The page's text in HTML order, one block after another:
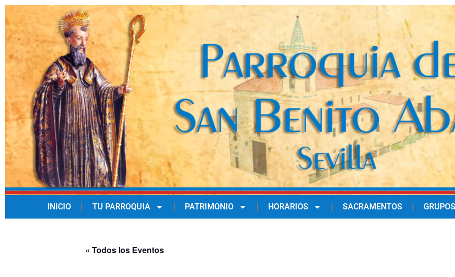
INICIO TU PARROQUIA PATRIMONIO HORARIOS SACRAMENTOS
« Todos los Eventos